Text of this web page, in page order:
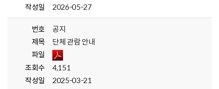
작성일
2026-05-27
번호
공지
제목
단체 관람 안내
파일
조회수
4,151
작성일
2025-03-21